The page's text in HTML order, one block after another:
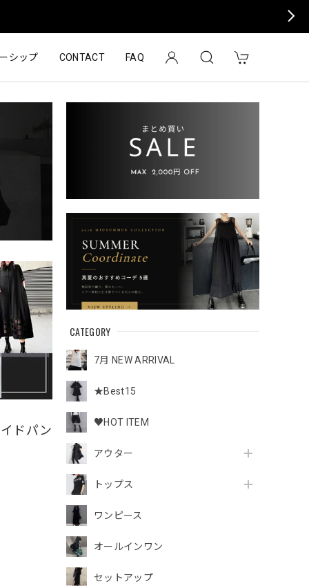
シップ CONTACT FAQ
CATEGORY
7月 NEW ARRIVAL
★Best15
♥HOT ITEM
アウター
トップス
ワンピース
オールインワン
セットアップ
ドパン